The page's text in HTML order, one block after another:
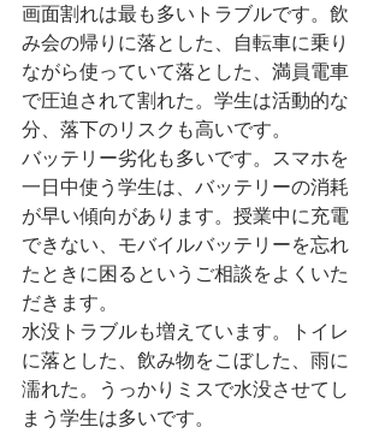
画面割れは最も多いトラブルです。飲
み会の帰りに落とした、自転車に乗り
ながら使っていて落とした、満員電車
で圧迫されて割れた。学生は活動的な
分、落下のリスクも高いです。
バッテリー劣化も多いです。スマホを
一日中使う学生は、バッテリーの消耗
が早い傾向があります。授業中に充電
できない、モバイルバッテリーを忘れ
たときに困るというご相談をよくいた
だきます。
水没トラブルも増えています。トイレ
に落とした、飲み物をこぼした、雨に
濡れた。うっかりミスで水没させてし
まう学生は多いです。